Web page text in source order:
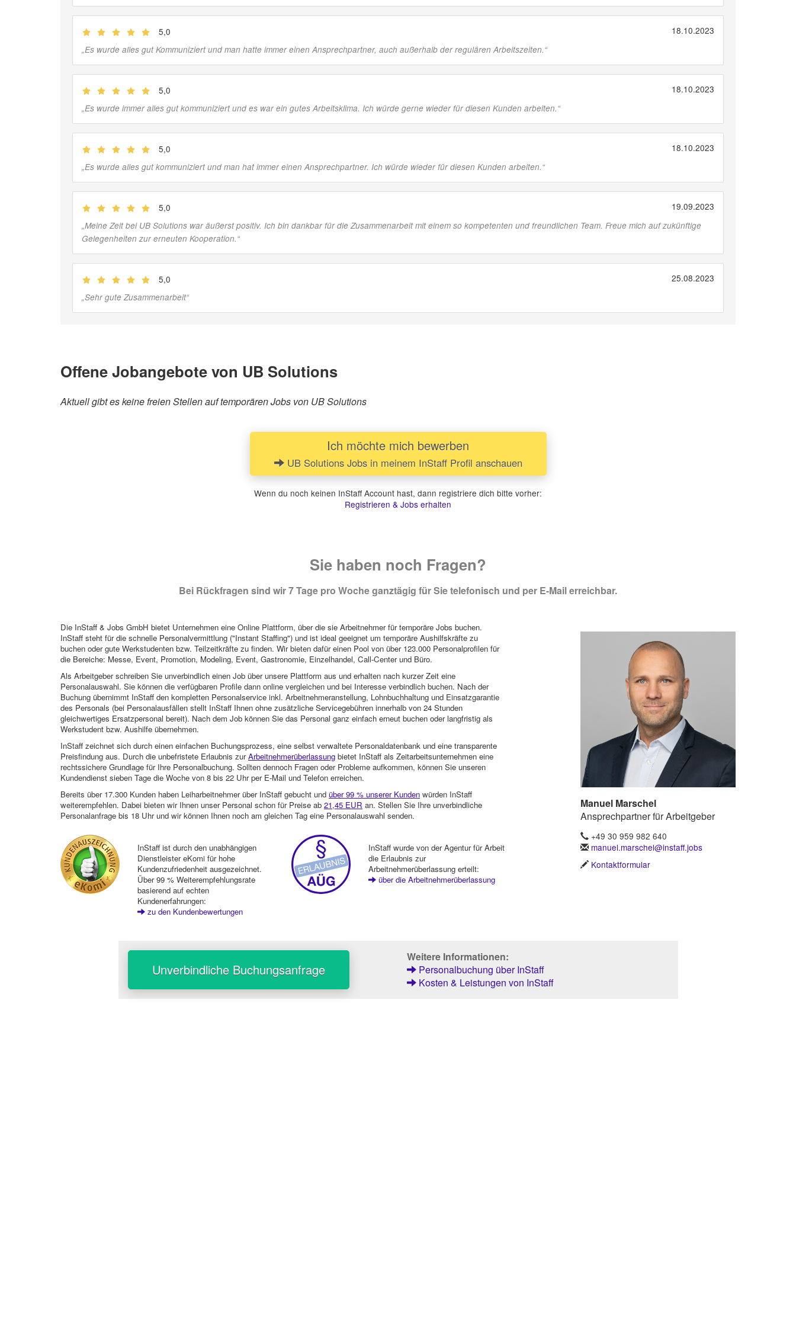
5,0 18.10.2023
„Es wurde alles gut Kommuniziert und man hatte immer einen Ansprechpartner, auch außerhalb der regulären Arbeitszeiten.“
5,0 18.10.2023
„Es wurde immer alles gut kommuniziert und es war ein gutes Arbeitsklima. Ich würde gerne wieder für diesen Kunden arbeiten.“
5,0 18.10.2023
„Es wurde alles gut kommuniziert und man hat immer einen Ansprechpartner. Ich würde wieder für diesen Kunden arbeiten.“
5,0 19.09.2023
„Meine Zeit bei UB Solutions war äußerst positiv. Ich bin dankbar für die Zusammenarbeit mit einem so kompetenten und freundlichen Team. Freue mich auf zukünftige
Gelegenheiten zur erneuten Kooperation.“
5,0 25.08.2023
„Sehr gute Zusammenarbeit“
Offene Jobangebote von UB Solutions
Aktuell gibt es keine freien Stellen auf temporären Jobs von UB Solutions
Ich möchte mich bewerben
UB Solutions Jobs in meinem InStaff Profil anschauen
Wenn du noch keinen InStaff Account hast, dann registriere dich bitte vorher:
Registrieren & Jobs erhalten
Sie haben noch Fragen?
Bei Rückfragen sind wir 7 Tage pro Woche ganztägig für Sie telefonisch und per E-Mail erreichbar.
Die InStaff & Jobs GmbH bietet Unternehmen eine Online Plattform, über die sie Arbeitnehmer für temporäre Jobs buchen.
InStaff steht für die schnelle Personalvermittlung ("Instant Staffing") und ist ideal geeignet um temporäre Aushilfskräfte zu
buchen oder gute Werkstudenten bzw. Teilzeitkräfte zu finden. Wir bieten dafür einen Pool von über 123.000 Personalprofilen für
die Bereiche: Messe, Event, Promotion, Modeling, Event, Gastronomie, Einzelhandel, Call-Center und Büro.
Als Arbeitgeber schreiben Sie unverbindlich einen Job über unsere Plattform aus und erhalten nach kurzer Zeit eine
Personalauswahl. Sie können die verfügbaren Profile dann online vergleichen und bei Interesse verbindlich buchen. Nach der
Buchung übernimmt InStaff den kompletten Personalservice inkl. Arbeitnehmeranstellung, Lohnbuchhaltung und Einsatzgarantie
des Personals (bei Personalausfällen stellt InStaff Ihnen ohne zusätzliche Servicegebühren innerhalb von 24 Stunden
gleichwertiges Ersatzpersonal bereit). Nach dem Job können Sie das Personal ganz einfach erneut buchen oder langfristig als
Werkstudent bzw. Aushilfe übernehmen.
InStaff zeichnet sich durch einen einfachen Buchungsprozess, eine selbst verwaltete Personaldatenbank und eine transparente
Preisfindung aus. Durch die unbefristete Erlaubnis zurArbeitnehmerüberlassung bietet InStaff als Zeitarbeitsunternehmen eine
rechtssichere Grundlage für Ihre Personalbuchung. Sollten dennoch Fragen oder Probleme aufkommen, können Sie unseren
Kundendienst sieben Tage die Woche von 8 bis 22 Uhr per E-Mail und Telefon erreichen.
Bereits über 17.300 Kunden haben Leiharbeitnehmer über InStaff gebucht und über 99 % unserer Kunden würden InStaff
weiterempfehlen. Dabei bieten wir Ihnen unser Personal schon für Preise ab 21,45 EUR an. Stellen Sie Ihre unverbindliche
Personalanfrage bis 18 Uhr und wir können Ihnen noch am gleichen Tag eine Personalauswahl senden.
InStaff ist durch den unabhängigen
Dienstleister eKomi für hohe
Kundenzufriedenheit ausgezeichnet.
Über 99 % Weiterempfehlungsrate
basierend auf echten
Kundenerfahrungen:
zu den Kundenbewertungen
InStaff wurde von der Agentur für Arbeit
die Erlaubnis zur
Arbeitnehmerüberlassung erteilt:
über die Arbeitnehmerüberlassung
Manuel Marschel
Ansprechpartner für Arbeitgeber
+49 30 959 982 640
manuel.marschel@instaff.jobs
Kontaktformular
Unverbindliche Buchungsanfrage
Weitere Informationen:
Personalbuchung über InStaff
Kosten & Leistungen von InStaff